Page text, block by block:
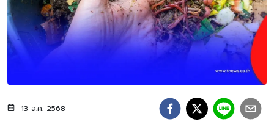
13 ส.ค. 2568